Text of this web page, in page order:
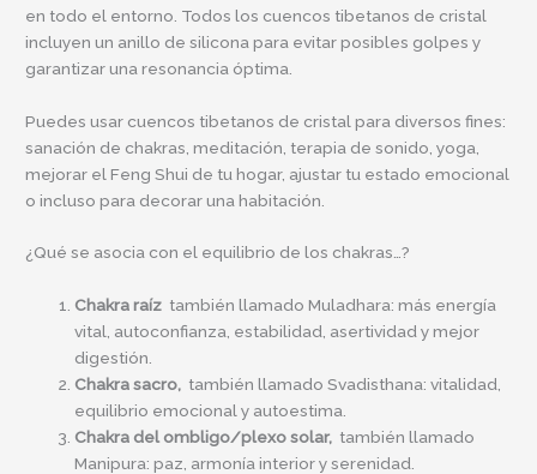
en todo el entorno. Todos los cuencos tibetanos de cristal
incluyen un anillo de silicona para evitar posibles golpes y
garantizar una resonancia óptima.
Puedes usar cuencos tibetanos de cristal para diversos fines:
sanación de chakras, meditación, terapia de sonido, yoga,
mejorar el Feng Shui de tu hogar, ajustar tu estado emocional
o incluso para decorar una habitación.
¿Qué se asocia con el equilibrio de los chakras…?
Chakra raíz también llamado Muladhara: más energía
vital, autoconfianza, estabilidad, asertividad y mejor
digestión.
Chakra sacro, también llamado Svadisthana: vitalidad,
equilibrio emocional y autoestima.
Chakra del ombligo/plexo solar, también llamado
Manipura: paz, armonía interior y serenidad.